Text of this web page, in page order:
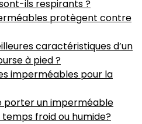
ils respirants ?
protègent contre
caractéristiques d’un
à pied ?
imperméables pour la
porter un imperméable
froid ou humide?